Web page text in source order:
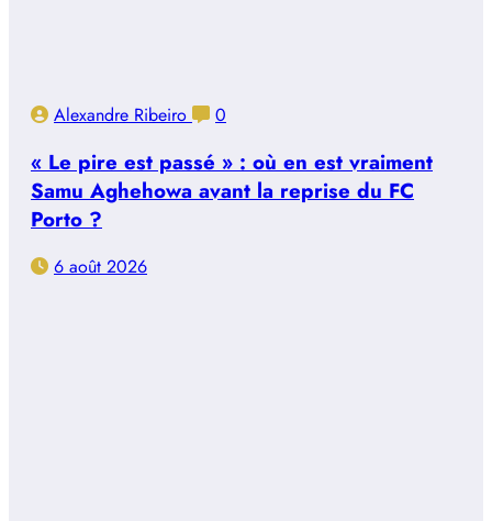
Alexandre Ribeiro 0
« Le pire est passé » : où en est vraiment
Samu Aghehowa avant la reprise du FC
Porto ?
6 août 2026